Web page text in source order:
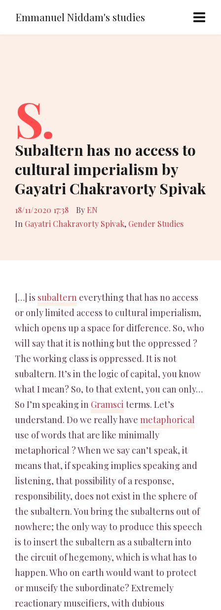
Emmanuel Niddam's studies
S.
Subaltern has no access to
cultural imperialism by
Gayatri Chakravorty Spivak
18/11/2020 17:38 By EN
In Gayatri Chakravorty Spivak, Gender Studies
[…] is subaltern everything that has no access
or only limited access to cultural imperialism,
which opens up a space for difference. So, who
will say that it is nothing but the oppressed ?
The working class is oppressed. It is not
subaltern. It’s in the logic of capital, you know
what I mean? So, to that extent, you can only…
So I’m speaking in Gramsci terms. Let’s
understand. Do we really have metaphorical
use of words that are like minimally
metaphorical ? When we say can’t speak, it
means that, if speaking implies speaking and
listening, that possibility of a response,
responsibility, does not exist in the sphere of
the subaltern. You bring the subalterns out of
nowhere; the only way to produce this speech
is to insert the subaltern as a subaltern into
the circuit of hegemony, which is what has to
happen. Who on earth would want to protect
or museify the subordinate? Extremely
reactionary museifiers, with dubious